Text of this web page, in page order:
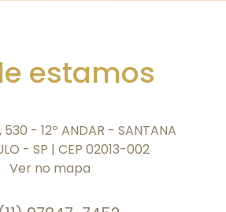
estamos
530 - 12º ANDAR - SANTANA
- SP | CEP 02013-002
Ver no mapa